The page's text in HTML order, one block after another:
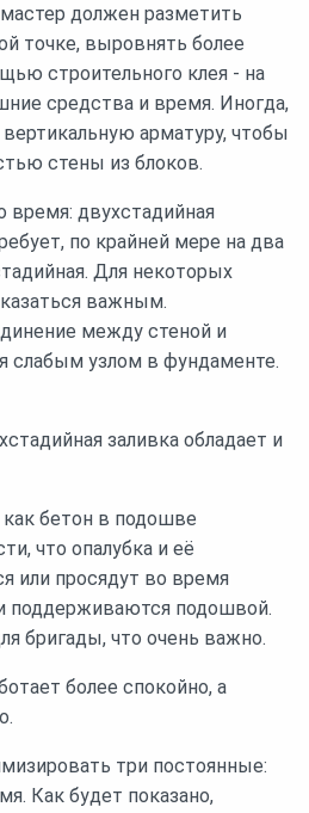
должен разметить
точке, выровнять более
строительного клея - на
средства и время. Иногда,
арматуру, чтобы
стены из блоков.
время: двухстадийная
по крайней мере на два
Для некоторых
важным.
между стеной и
слабым узлом в фундаменте.
заливка обладает и
бетон в подошве
что опалубка и её
или просядут во время
поддерживаются подошвой.
бригады, что очень важно.
более спокойно, а
три постоянные:
Как будет показано,